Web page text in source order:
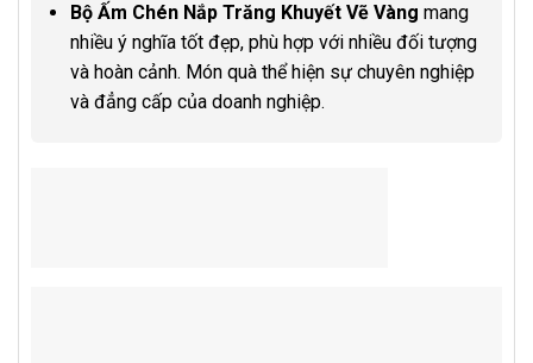
Bộ Ấm Chén Nắp Trăng Khuyết Vẽ Vàng mang
nhiều ý nghĩa tốt đẹp, phù hợp với nhiều đối tượng
và hoàn cảnh. Món quà thể hiện sự chuyên nghiệp
và đẳng cấp của doanh nghiệp.